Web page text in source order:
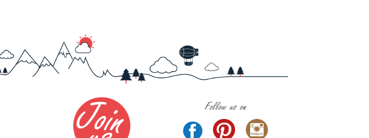
Follow us on